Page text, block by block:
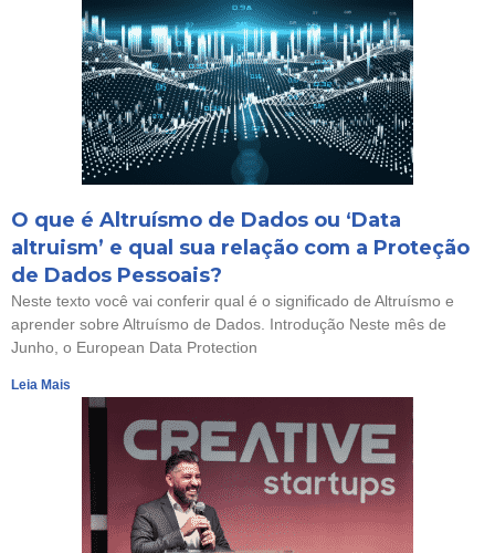
O que é Altruísmo de Dados ou ‘Data
altruism’ e qual sua relação com a Proteção
de Dados Pessoais?
Neste texto você vai conferir qual é o significado de Altruísmo e
aprender sobre Altruísmo de Dados. Introdução Neste mês de
Junho, o European Data Protection
Leia Mais